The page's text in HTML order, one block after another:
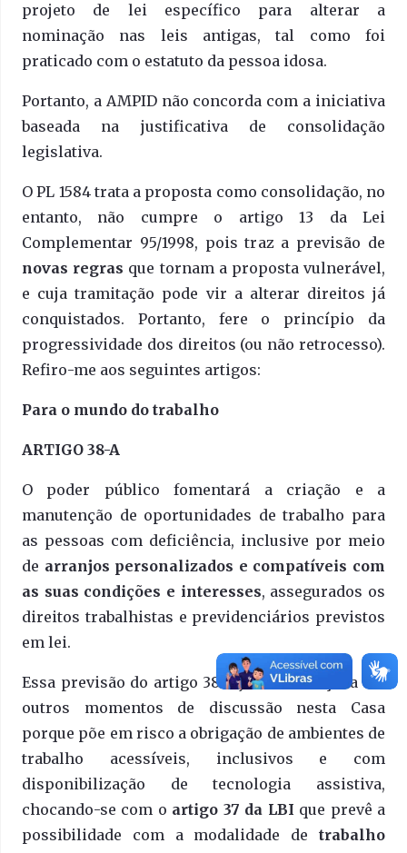
projeto de lei específico para alterar a
nominação nas leis antigas, tal como foi
praticado com o estatuto da pessoa idosa.
Portanto, a AMPID não concorda com a iniciativa
baseada na justificativa de consolidação
legislativa.
O PL 1584 trata a proposta como consolidação, no
entanto, não cumpre o artigo 13 da Lei
Complementar 95/1998, pois traz a previsão de
novas regras que tornam a proposta vulnerável,
e cuja tramitação pode vir a alterar direitos já
conquistados. Portanto, fere o princípio da
progressividade dos direitos (ou não retrocesso).
Refiro-me aos seguintes artigos:
Para o mundo do trabalho
ARTIGO 38-A
O poder público fomentará a criação e a
manutenção de oportunidades de trabalho para
as pessoas com deficiência, inclusive por meio
de arranjos personalizados e compatíveis com
as suas condições e interesses, assegurados os
direitos trabalhistas e previdenciários previstos
em lei.
Essa previsão do artigo 38-A já foi rechaçada em
outros momentos de discussão nesta Casa
porque põe em risco a obrigação de ambientes de
trabalho acessíveis, inclusivos e com
disponibilização de tecnologia assistiva,
chocando-se com o artigo 37 da LBI que prevê a
possibilidade com a modalidade de trabalho